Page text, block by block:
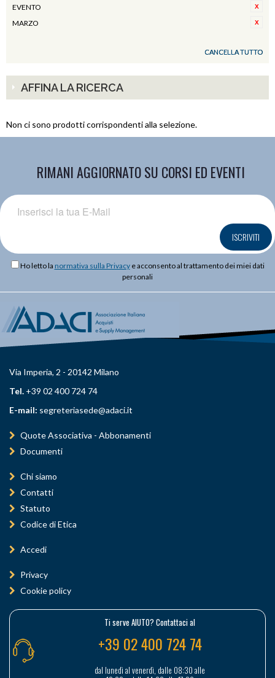
EVENTO
MARZO
CANCELLA TUTTO
AFFINA LA RICERCA
Non ci sono prodotti corrispondenti alla selezione.
RIMANI AGGIORNATO SU CORSI ED EVENTI
ISCRIVITI
Ho letto la normativa sulla Privacye acconsento al trattamento dei miei dati
personali
Via Imperia, 2 - 20142 Milano
Tel. +39 02 400 724 74
E-mail: segreteriasede@adaci.it
Quote Associativa - Abbonamenti
Documenti
Chi siamo
Contatti
Statuto
Codice di Etica
Accedi
Privacy
Cookie policy
Ti serve AIUTO? Contattaci al
+39 02 400 724 74
dal lunedì al venerdì, dalle 08:30 alle